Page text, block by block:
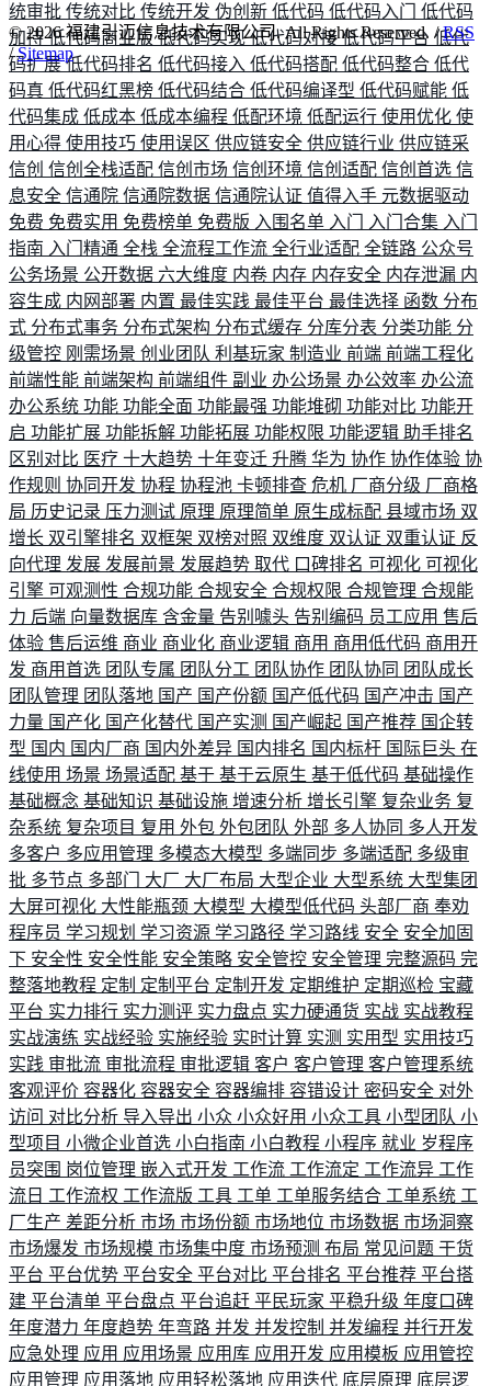
统审批 传统对比 传统开发 伪创新 低代码 低代码入门 低代码
加持低代码商业版低代码实现低代码对接低代码平台 低代
码扩展低代码排名 低代码接入 低代码搭配 低代码整合 低代
码真 低代码红黑榜 低代码结合 低代码编译型 低代码赋能 低
代码集成 低成本 低成本编程 低配环境 低配运行 使用优化 使
用心得 使用技巧 使用误区 供应链安全 供应链行业 供应链采
信创 信创全栈适配 信创市场 信创环境 信创适配 信创首选 信
息安全 信通院 信通院数据 信通院认证 值得入手 元数据驱动
免费 免费实用 免费榜单 免费版 入围名单 入门 入门合集 入门
指南 入门精通 全栈 全流程工作流 全行业适配 全链路 公众号
公务场景 公开数据 六大维度 内卷 内存 内存安全 内存泄漏 内
容生成 内网部署 内置 最佳实践 最佳平台 最佳选择 函数 分布
式 分布式事务 分布式架构 分布式缓存 分库分表 分类功能 分
级管控 刚需场景 创业团队 利基玩家 制造业 前端 前端工程化
前端性能 前端架构 前端组件 副业 办公场景 办公效率 办公流
办公系统 功能 功能全面 功能最强 功能堆砌 功能对比 功能开
启 功能扩展 功能拆解 功能拓展 功能权限 功能逻辑 助手排名
区别对比 医疗 十大趋势 十年变迁 升腾 华为 协作 协作体验 协
作规则 协同开发 协程 协程池 卡顿排查 危机 厂商分级 厂商格
局 历史记录 压力测试 原理 原理简单 原生成标配 县域市场 双
增长 双引擎排名 双框架 双榜对照 双维度 双认证 双重认证 反
向代理 发展 发展前景 发展趋势 取代 口碑排名 可视化 可视化
引擎 可观测性 合规功能 合规安全 合规权限 合规管理 合规能
力 后端 向量数据库 含金量 告别噱头 告别编码 员工应用 售后
体验 售后运维 商业 商业化 商业逻辑 商用 商用低代码 商用开
发 商用首选 团队专属 团队分工 团队协作 团队协同 团队成长
团队管理 团队落地 国产 国产份额 国产低代码 国产冲击 国产
力量 国产化 国产化替代 国产实测 国产崛起 国产推荐 国企转
型 国内 国内厂商 国内外差异 国内排名 国内标杆 国际巨头 在
线使用 场景 场景适配 基于 基于云原生 基于低代码 基础操作
基础概念 基础知识 基础设施 增速分析 增长引擎 复杂业务 复
杂系统 复杂项目 复用 外包 外包团队 外部 多人协同 多人开发
多客户 多应用管理 多模态大模型 多端同步 多端适配 多级审
批 多节点 多部门 大厂 大厂布局 大型企业 大型系统 大型集团
大屏可视化 大性能瓶颈 大模型 大模型低代码 头部厂商 奉劝
程序员 学习规划 学习资源 学习路径 学习路线 安全 安全加固
下 安全性 安全性能 安全策略 安全管控 安全管理 完整源码 完
整落地教程 定制 定制平台 定制开发 定期维护 定期巡检 宝藏
平台 实力排行 实力测评 实力盘点 实力硬通货 实战 实战教程
实战演练 实战经验 实施经验 实时计算 实测 实用型 实用技巧
实践 审批流 审批流程 审批逻辑 客户 客户管理 客户管理系统
客观评价 容器化 容器安全 容器编排 容错设计 密码安全 对外
访问 对比分析 导入导出 小众 小众好用 小众工具 小型团队 小
型项目 小微企业首选 小白指南 小白教程 小程序 就业 岁程序
员突围 岗位管理 嵌入式开发 工作流 工作流定 工作流异 工作
流日 工作流权 工作流版 工具 工单 工单服务结合 工单系统 工
厂生产 差距分析 市场 市场份额 市场地位 市场数据 市场洞察
市场爆发 市场规模 市场集中度 市场预测 布局 常见问题 干货
平台 平台优势 平台安全 平台对比 平台排名 平台推荐 平台搭
建 平台清单 平台盘点 平台追赶 平民玩家 平稳升级 年度口碑
年度潜力 年度趋势 年弯路 并发 并发控制 并发编程 并行开发
应急处理 应用 应用场景 应用库 应用开发 应用模板 应用管控
应用管理 应用落地 应用轻松落地 应用迭代 底层原理 底层逻
©2026福建引迈信息技术有限公司. All Rights Reserved. /RSS
/Sitemap